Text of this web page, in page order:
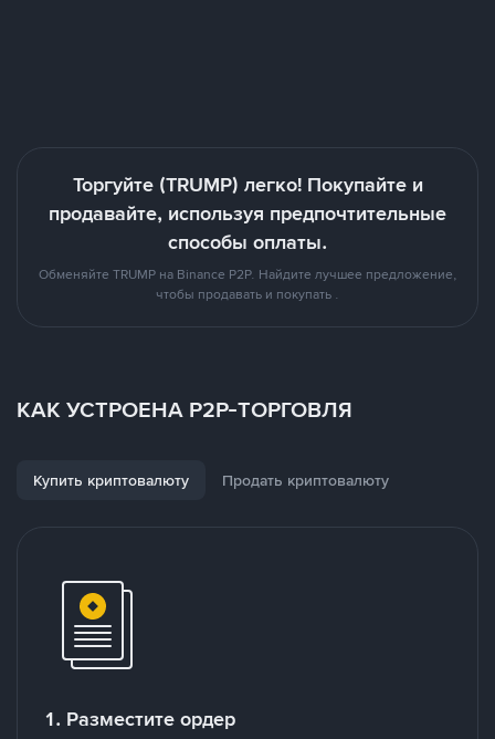
Торгуйте (TRUMP) легко! Покупайте и
продавайте, используя предпочтительные
способы оплаты.
Обменяйте TRUMP на Binance P2P. Найдите лучшее предложение,
чтобы продавать и покупать .
КАК УСТРОЕНА P2P-ТОРГОВЛЯ
Купить криптовалюту Продать криптовалюту
1. Разместите ордер